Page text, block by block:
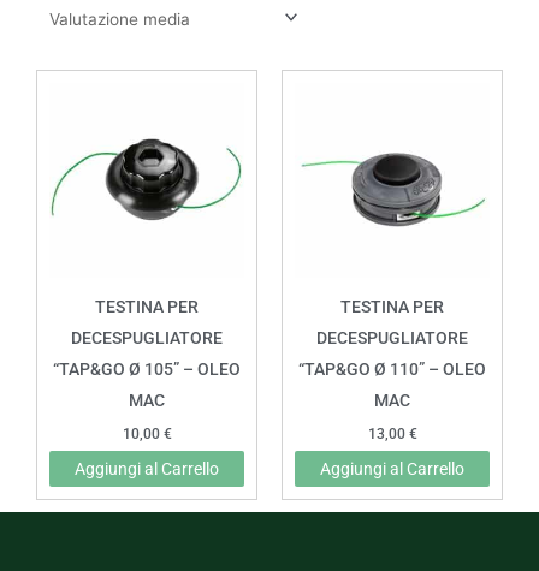
TESTINA PER
DECESPUGLIATORE
“TAP&GO Ø 105” – OLEO
MAC
10,00 €
Aggiungi al Carrello
TESTINA PER
DECESPUGLIATORE
“TAP&GO Ø 110” – OLEO
MAC
13,00 €
Aggiungi al Carrello